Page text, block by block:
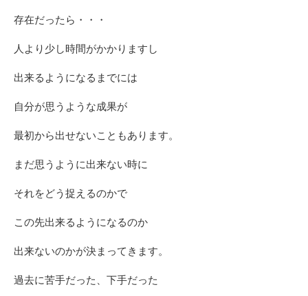
存在だったら・・・
人より少し時間がかかりますし
出来るようになるまでには
自分が思うような成果が
最初から出せないこともあります。
まだ思うように出来ない時に
それをどう捉えるのかで
この先出来るようになるのか
出来ないのかが決まってきます。
過去に苦手だった、下手だった